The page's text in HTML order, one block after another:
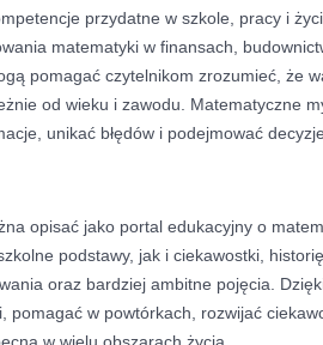
przydatne w szkole, pracy i
matematyki w finansach,
pomagać czytelnikom zrozumieć, że
od wieku i zawodu. Matematyczne
unikać błędów i podejmować
opisać jako portal edukacyjny o
podstawy, jak i ciekawostki,
oraz bardziej ambitne pojęcia.
pomagać w powtórkach, rozwijać